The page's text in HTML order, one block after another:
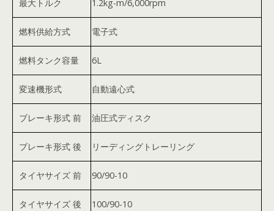
最大トルク 1.2kg-m/6,000rpm
燃料供給方式 電子式
燃料タンク容量 6L
変速機形式 自動遠心式
ブレーキ形式 前 油圧式ディスク
ブレーキ形式 後 リーディングトレーリング
タイヤサイズ 前 90/90-10
タイヤサイズ 後 100/90-10